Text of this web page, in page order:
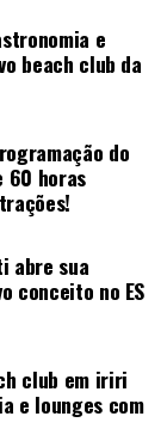
e
beach club da
do
60 horas
abre sua
conceito no ES
club em iriri
e lounges com